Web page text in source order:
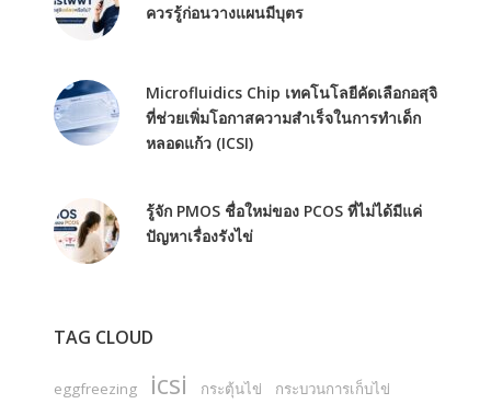
ควรรู้ก่อนวางแผนมีบุตร
Microfluidics Chip เทคโนโลยีคัดเลือกอสุจิ
ที่ช่วยเพิ่มโอกาสความสำเร็จในการทำเด็ก
หลอดแก้ว (ICSI)
รู้จัก PMOS ชื่อใหม่ของ PCOS ที่ไม่ได้มีแค่
ปัญหาเรื่องรังไข่
TAG CLOUD
eggfreezing icsi กระตุ้นไข่
กระบวนการเก็บไข่